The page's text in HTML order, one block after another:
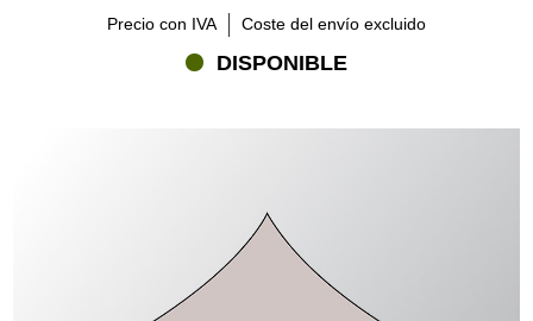
Precio con IVA Coste del envío excluido
DISPONIBLE